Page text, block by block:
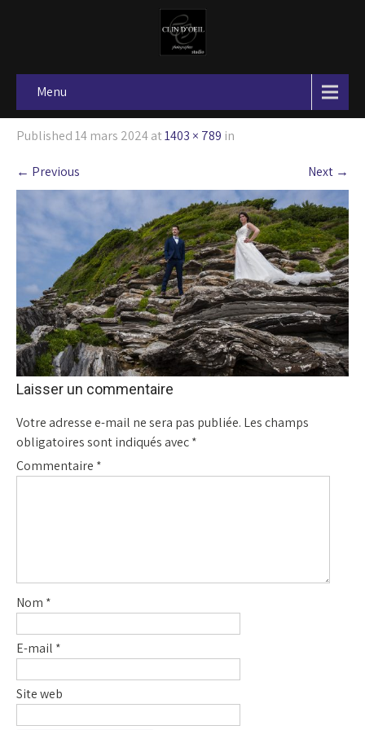
Menu
Published14 mars 2024at1403 × 789 in
← Previous Next →
Laisser un commentaire
Votre adresse e-mail ne sera pas publiée. Les champs
obligatoires sont indiqués avec*
Commentaire *
Nom *
E-mail *
Site web